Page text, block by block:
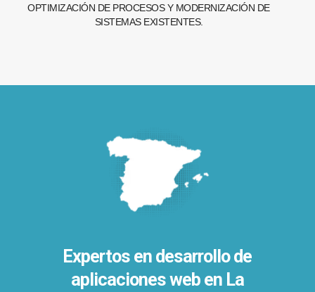
OPTIMIZACIÓN DE PROCESOS Y MODERNIZACIÓN DE
SISTEMAS EXISTENTES.
Expertos en desarrollo de
aplicaciones web en La